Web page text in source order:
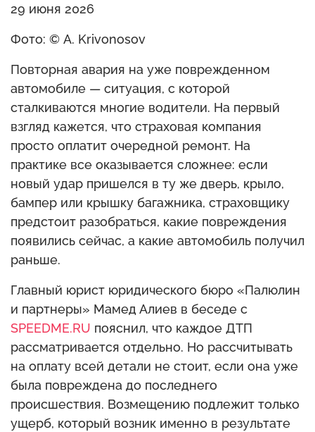
29 июня 2026
Фото: © A. Krivonosov
Повторная авария на уже поврежденном
автомобиле — ситуация, с которой
сталкиваются многие водители. На первый
взгляд кажется, что страховая компания
просто оплатит очередной ремонт. На
практике все оказывается сложнее: если
новый удар пришелся в ту же дверь, крыло,
бампер или крышку багажника, страховщику
предстоит разобраться, какие повреждения
появились сейчас, а какие автомобиль получил
раньше.
Главный юрист юридического бюро «Палюлин
и партнеры» Мамед Алиев в беседе с
SPEEDME.RU пояснил, что каждое ДТП
рассматривается отдельно. Но рассчитывать
на оплату всей детали не стоит, если она уже
была повреждена до последнего
происшествия. Возмещению подлежит только
ущерб, который возник именно в результате